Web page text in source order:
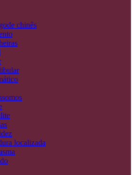
chinês
localizada